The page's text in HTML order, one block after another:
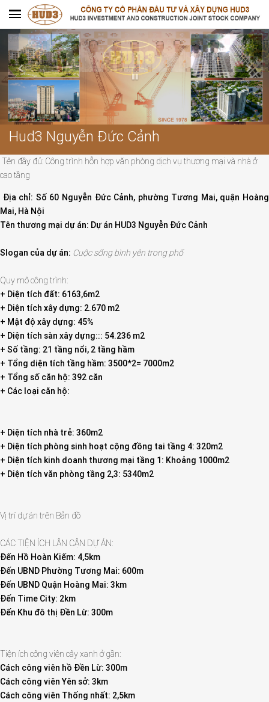
Hud3 Nguyễn Đức Cảnh
Tên đầy đủ: Công trình hỗn hợp văn phòng dịch vụ thương mại và nhà ở
cao tầng
Địa chỉ: Số 60 Nguyễn Đức Cảnh, phường Tương Mai, quận Hoàng
Mai, Hà Nội
Tên thương mại dự án: Dự án HUD3 Nguyễn Đức Cảnh
Slogan của dự án: Cuộc sống bình yên trong phố
Quy mô công trình:
+ Diện tích đất: 6163,6m2
+ Diện tích xây dựng: 2.670 m2
+ Mật độ xây dựng: 45%
+ Diện tích sàn xây dựng::: 54.236 m2
+ Số tầng: 21 tầng nổi, 2 tầng hầm
+ Tổng diện tích tầng hầm: 3500*2= 7000m2
+ Tổng số căn hộ: 392 căn
+ Các loại căn hộ:
+ Diện tích nhà trẻ: 360m2
+ Diện tích phòng sinh hoạt cộng đồng tai tầng 4: 320m2
+ Diện tích kinh doanh thương mại tầng 1: Khoảng 1000m2
+ Diện tích văn phòng tầng 2,3: 5340m2
Vị trí dự án trên Bản đồ
CÁC TIỆN ÍCH LÂN CẬN DỰ ÁN:
Đến Hồ Hoàn Kiếm: 4,5km
Đến UBND Phường Tương Mai: 600m
Đến UBND Quận Hoàng Mai: 3km
Đến Time City: 2km
Đến Khu đô thị Đền Lừ: 300m
Tiện ích công viên cây xanh ở gần:
Cách công viên hồ Đền Lừ: 300m
Cách công viên Yên sở: 3km
Cách công viên Thống nhất: 2,5km